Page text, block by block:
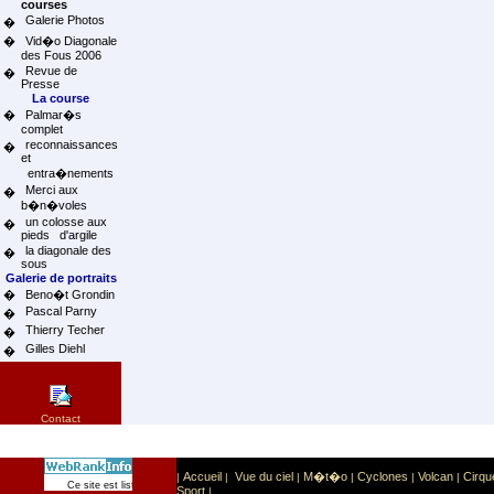
courses
�
Galerie Photos
�
Vid�o Diagonale
des Fous 2006
�
Revue de
Presse
La course
�
Palmar�s
complet
�
reconnaissances
et
entra�nements
�
Merci aux
b�n�voles
�
un colosse aux
pieds d'argile
�
la diagonale des
sous
Galerie de portraits
�
Beno�t Grondin
�
Pascal Parny
�
Thierry Techer
�
Gilles Diehl
Contact
Ce site est list� dans la cat�gorieSport Sports extr�mes
| Accueil | Vue du ciel | M�t�o | Cyclones | Volcan |
Sport |